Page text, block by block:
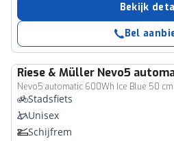
Bekijk
Bel
Riese & Müller Nevo5
Nevo5 automatic 600Wh Ice Blue 50
Stadsfiets
Unisex
Schijfrem